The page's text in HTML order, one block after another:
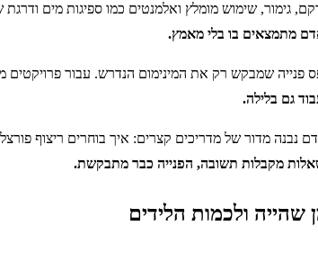
גימור, שימוש מומלץ ואלמנטים כמו ספיגות מים
מתמצאים בו בלי מאמץ.
שמבקש רק את המינימום הנדרש. עבור פרויקטים
גם בלילה.
נבנה מדור של מדריכים קצרים: איך בוחרים ריצוף
מקבלות תשובה, הפנייה כבר מתבקשת.
ולכמות הלידים